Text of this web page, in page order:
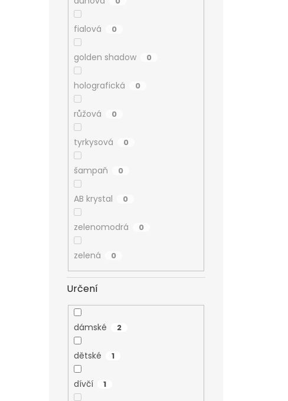
fialová 0
golden shadow 0
holografická 0
růžová 0
tyrkysová 0
šampaň 0
AB krystal 0
zelenomodrá 0
zelená 0
Určení
dámské 2
dětské 1
dívčí 1